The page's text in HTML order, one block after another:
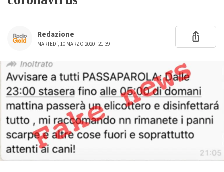
Redazione
MARTEDÌ, 10 MARZO 2020 - 21:39